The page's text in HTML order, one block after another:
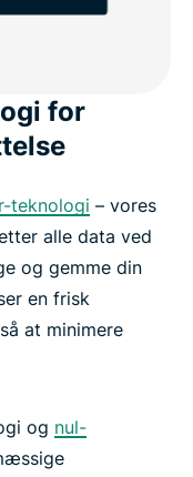
for
teknologi – vores
alle data ved
og gemme din
en frisk
at minimere
og nul-